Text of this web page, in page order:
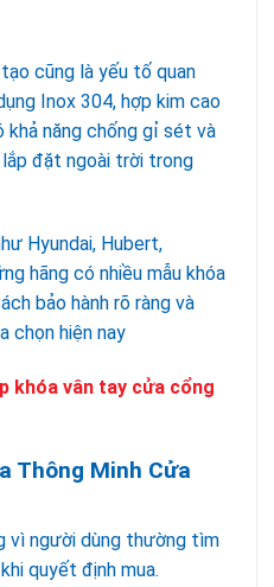
cũng là yếu tố quan
Inox 304, hợp kim cao
năng chống gỉ sét và
đặt ngoài trời trong
Hyundai, Hubert,
hãng có nhiều mẫu khóa
bảo hành rõ ràng và
chọn hiện nay
khóa vân tay cửa cổng
Thông Minh Cửa
vì người dùng thường tìm
quyết định mua.